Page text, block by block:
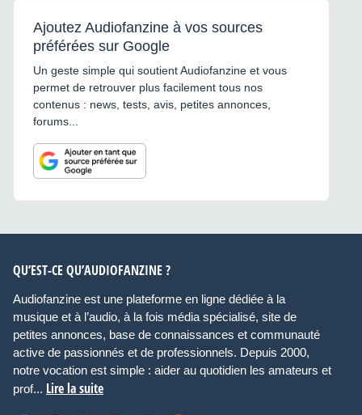
Ajoutez Audiofanzine à vos sources
préférées sur Google
Un geste simple qui soutient Audiofanzine et vous
permet de retrouver plus facilement tous nos
contenus : news, tests, avis, petites annonces,
forums...
QU’EST-CE QU’AUDIOFANZINE ?
Audiofanzine est une plateforme en ligne dédiée à la
musique et à l’audio, à la fois média spécialisé, site de
petites annonces, base de connaissances et communauté
active de passionnés et de professionnels. Depuis 2000,
notre vocation est simple : aider au quotidien les amateurs et
prof... Lire la suite